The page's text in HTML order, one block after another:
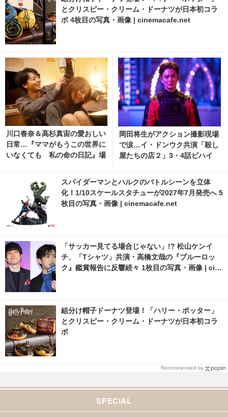
とクリスピー・クリーム・ドーナツが日本初コラ
ボ 4枚目の写真・画像 | cinemacafe.net
川口春奈＆高杉真宙の愛おしい
日常…『ママがもうこの世界に
いなくても 私の命の日記』場
岡田将生がアクション撮影現場
で涙…イ・ドンウク共演「殺し
屋たちの店２」3・4話ビハイ
スパイダーマンとハルクのバトルシーンを立体
化！1/10スケールスタチューが2027年7月発売へ 5
枚目の写真・画像 | cinemacafe.net
「サッカー見てる場合じゃない」!? 松山ケンイ
チ、「Tシャツ」共演・高橋文哉の『ブルーロッ
ク』鑑賞報告に反響続々 1枚目の写真・画像 | cin
組分け帽子ドーナツ登場！「ハリー・ポッター」
とクリスピー・クリーム・ドーナツが日本初コラ
ボ
Recommended by
SPECIAL